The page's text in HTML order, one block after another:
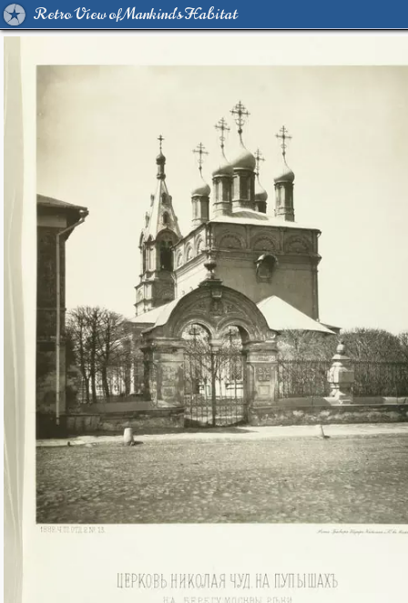
Retro View of Mankind's Habitat